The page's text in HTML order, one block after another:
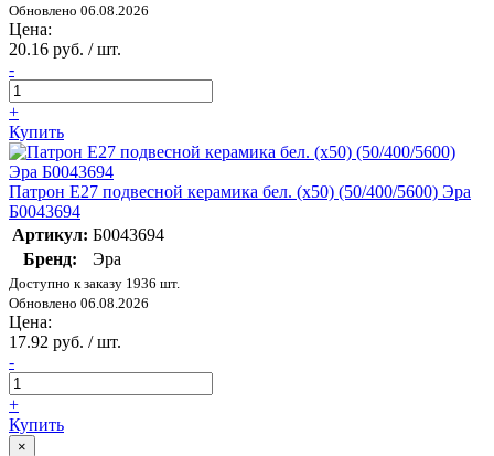
Обновлено 06.08.2026
Цена:
20.16 руб. / шт.
-
+
Купить
Патрон E27 подвесной керамика бел. (х50) (50/400/5600) Эра
Б0043694
Артикул: Б0043694
Бренд:
Эра
Доступно к заказу 1936 шт.
Обновлено 06.08.2026
Цена:
17.92 руб. / шт.
-
+
Купить
×